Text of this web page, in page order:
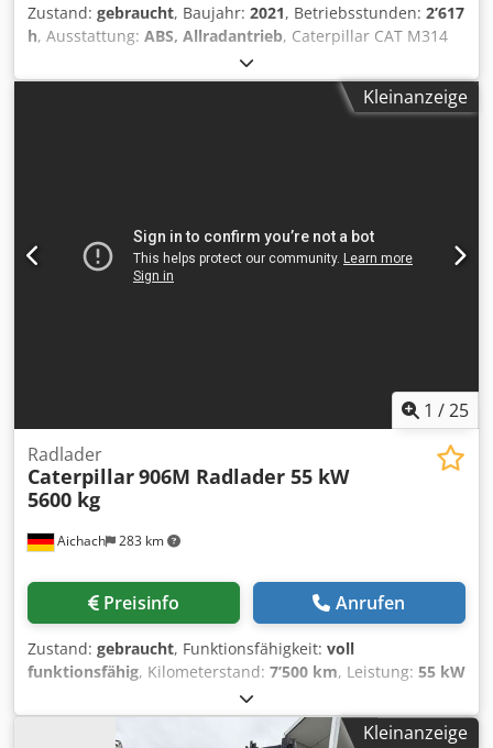
Zustand: gebraucht, Baujahr: 2021, Betriebsstunden: 2’617
h, Ausstattung: ABS, Allradantrieb, Caterpillar CAT M314
Mobilbagger ? Baujahr 2021 ? Nur 2.617 Betriebsstunden
Zum Verkauf steht ein Caterpillar M314 Mobilbagger in
einem sehr gepflegten und sofort einsatzbereiten Zustand.
befindet sich sowohl technisch als auch optisch in einem
sehr guten Zustand. Sie ist sofort einsatzbereit und eignet
sich ideal für den Tief-, Straßen- und Kanalbau sowie den
Kleinanzeige
1 /25
Aichach 283 km
Radlader
Caterpillar906M Radlader 55 kW
5600 kg
Preisinfo Anrufen
Zustand: gebraucht, Funktionsfähigkeit: voll
funktionsfähig, Kilometerstand: 7’500 km, Leistung: 55 kW
, Betriebsgewicht:
Schaufelbreite:1’850 mm, Baujahr:2016, Betriebsstunden:
, Ausstattung:
Kabine, Palettengabeln,Kleinanzeige